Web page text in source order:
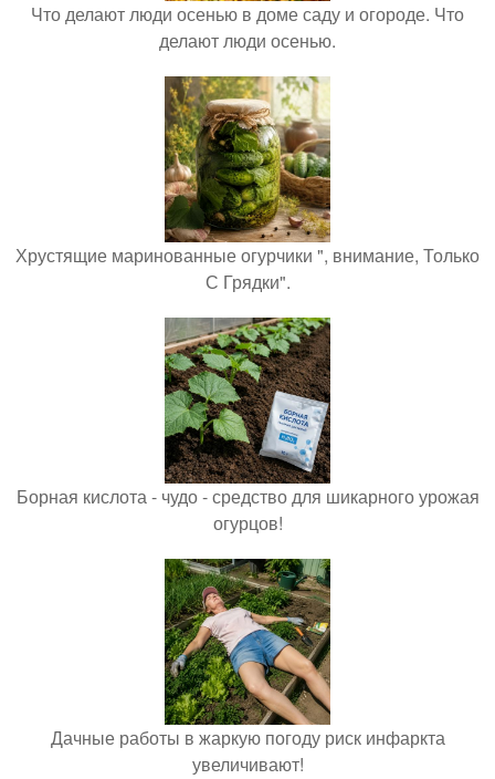
Что делают люди осенью в доме саду и огороде. Что
делают люди осенью.
Хрустящие маринованные огурчики ", внимание, Только
С Грядки".
Борная кислота - чудо - средство для шикарного урожая
огурцов!
Дачные работы в жаркую погоду риск инфаркта
увеличивают!